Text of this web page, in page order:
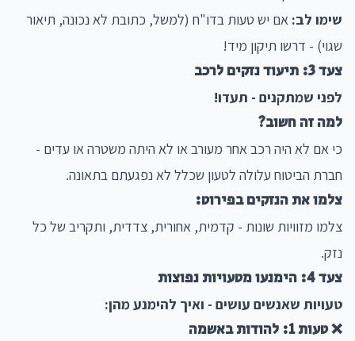
שימו לב: אם יש טעות בדו"ח (למשל, כתובת לא נכונה, תיאור
שגוי) - דרשו תיקון מיד!
צעד 3: תיעוד נזקים לרכב
לפני שמתקנים - תעדו!
למה זה חשוב?
כי אם לא היה רכב אחר מעורב או לא היתה משטרה או עדים -
חברת הביטוח עלולה לטעון שכלל לא נפגעתם בתאונה.
צלמו את הנזקים בפירוט:
צלמו מזוויות שונות - קדמית, אחורית, צדדית, ותקריב של כל
נזק.
צעד 4: הימנעו מטעויות נפוצות
טעויות שאנשים עושים - ואיך להימנע מהן:
❌ טעות 1: להודות באשמה